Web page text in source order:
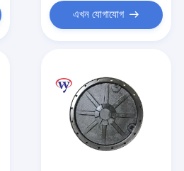
এখন যোগাযোগ